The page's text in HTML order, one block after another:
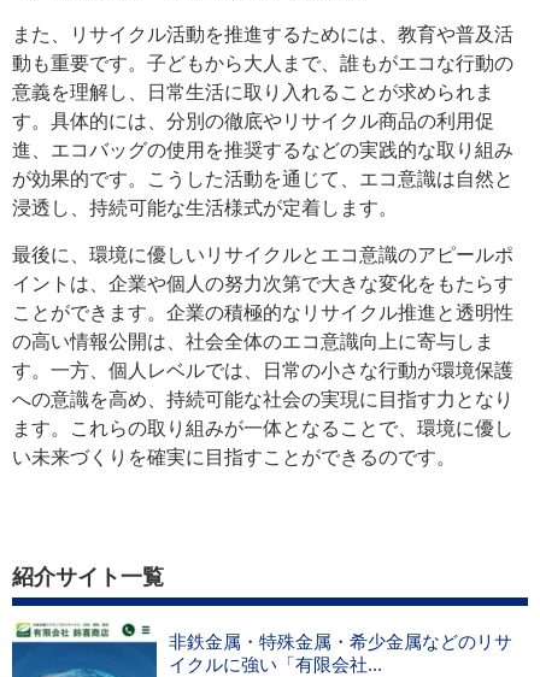
また、リサイクル活動を推進するためには、教育や普及活
動も重要です。子どもから大人まで、誰もがエコな行動の
意義を理解し、日常生活に取り入れることが求められま
す。具体的には、分別の徹底やリサイクル商品の利用促
進、エコバッグの使用を推奨するなどの実践的な取り組み
が効果的です。こうした活動を通じて、エコ意識は自然と
浸透し、持続可能な生活様式が定着します。
最後に、環境に優しいリサイクルとエコ意識のアピールポ
イントは、企業や個人の努力次第で大きな変化をもたらす
ことができます。企業の積極的なリサイクル推進と透明性
の高い情報公開は、社会全体のエコ意識向上に寄与しま
す。一方、個人レベルでは、日常の小さな行動が環境保護
への意識を高め、持続可能な社会の実現に目指す力となり
ます。これらの取り組みが一体となることで、環境に優し
い未来づくりを確実に目指すことができるのです。
紹介サイト一覧
非鉄金属・特殊金属・希少金属などのリサ
イクルに強い「有限会社...